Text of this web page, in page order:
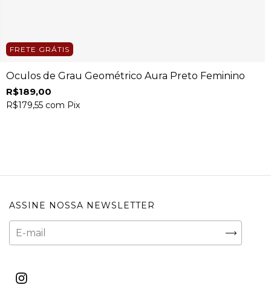
FRETE GRÁTIS
Óculos de Grau Geométrico Aura Preto Feminino
R$189,00
R$179,55 com Pix
ASSINE NOSSA NEWSLETTER